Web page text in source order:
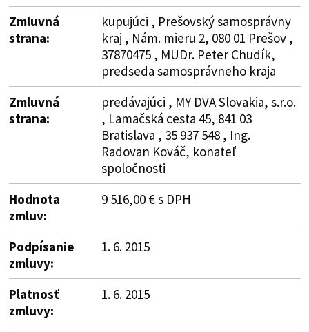
Zmluvná
strana:
kupujúci , Prešovský samosprávny
kraj , Nám. mieru 2, 080 01 Prešov ,
37870475 , MUDr. Peter Chudík,
predseda samosprávneho kraja
Zmluvná
strana:
predávajúci , MY DVA Slovakia, s.r.o.
, Lamačská cesta 45, 841 03
Bratislava , 35 937 548 , Ing.
Radovan Kováč, konateľ
spoločnosti
Hodnota
zmluv:
9 516,00 € s DPH
Podpísanie
zmluvy:
1. 6. 2015
Platnosť
zmluvy:
1. 6. 2015